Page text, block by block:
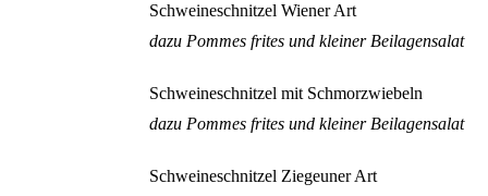
Schweineschnitzel Wiener Art
dazu Pommes frites und kleiner Beilagensalat
Schweineschnitzel mit Schmorzwiebeln
dazu Pommes frites und kleiner Beilagensalat
Schweineschnitzel Ziegeuner Art